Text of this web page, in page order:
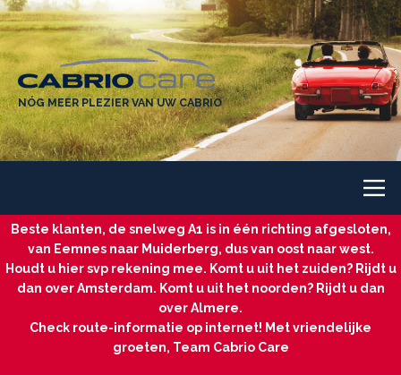
NÓG MEER PLEZIER VAN UW CABRIO
Beste klanten, de snelweg A1 is in één richting afgesloten,
van Eemnes naar Muiderberg, dus van oost naar west.
Houdt u hier svp rekening mee. Komt u uit het zuiden? Rijdt u
dan over Amsterdam. Komt u uit het noorden? Rijdt u dan
over Almere.
Check route-informatie op internet! Met vriendelijke
groeten, Team Cabrio Care